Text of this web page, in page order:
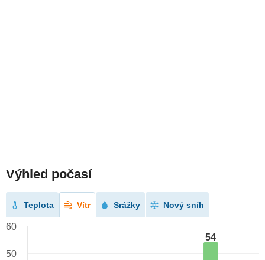
Výhled počasí
Teplota Vítr Srážky Nový sníh
54
60
50